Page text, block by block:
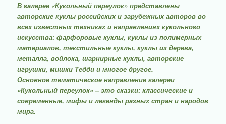
В галерее «Кукольный переулок» представлены
авторские куклы российских и зарубежных авторов во
всех известных техниках и направлениях кукольного
искусства: фарфоровые куклы, куклы из полимерных
материалов, текстильные куклы, куклы из дерева,
металла, войлока, шарнирные куклы, авторские
игрушки, мишки Тедди и многое другое.
Основное тематическое направление галереи
«Кукольный переулок» – это сказки: классические и
современные, мифы и легенды разных стран и народов
мира.